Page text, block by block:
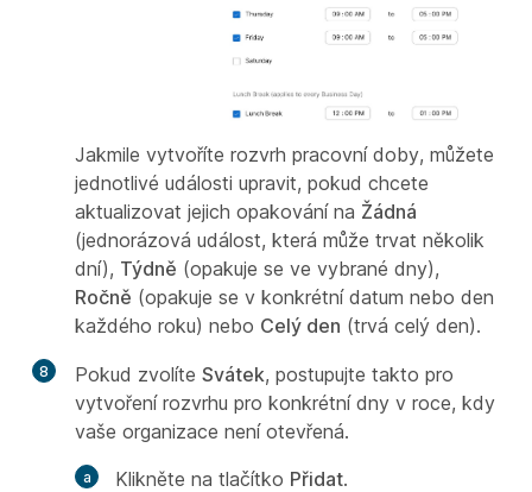
Jakmile vytvoříte rozvrh pracovní doby, můžete
jednotlivé události upravit, pokud chcete
aktualizovat jejich opakování na Žádná
(jednorázová událost, která může trvat několik
dní), Týdně (opakuje se ve vybrané dny),
Ročně (opakuje se v konkrétní datum nebo den
každého roku) nebo Celý den (trvá celý den).
8 Pokud zvolíte Svátek, postupujte takto pro
vytvoření rozvrhu pro konkrétní dny v roce, kdy
vaše organizace není otevřená.
Klikněte na tlačítko Přidat.